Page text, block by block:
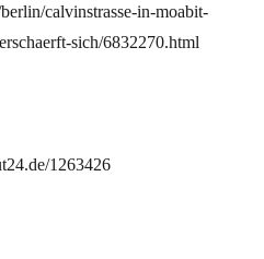
calvinstrasse-in-moabit-
sich/6832270.html
1263426